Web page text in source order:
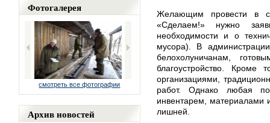
Фотогалерея
смотреть все фотографии
Архив новостей
Желающим провести в
«Сделаем!» нужно
необходимости и о
мусора). В
белохолуничанам,
благоустройство. Кроме
организациями,
работ. Однако любая
инвентарем, материалами
лишней.